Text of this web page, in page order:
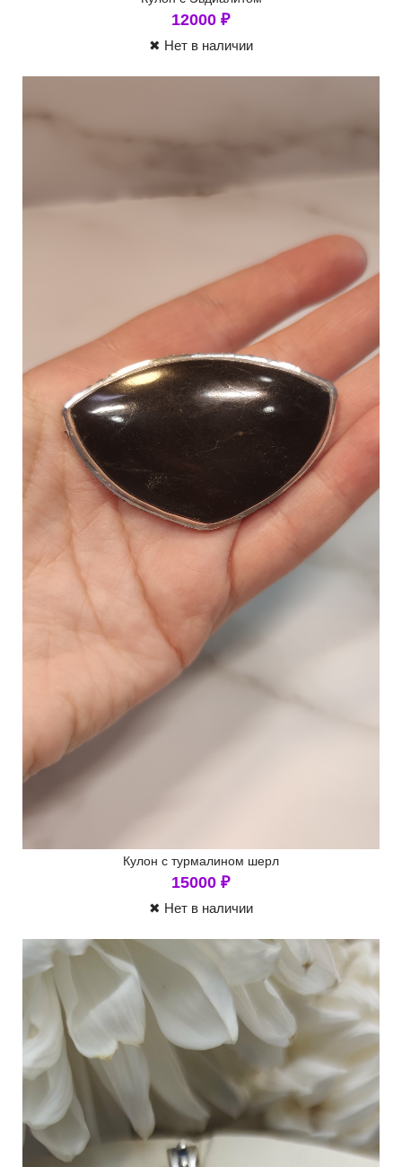
12000 ₽
✖ Нет в наличии
Кулон с турмалином шерл
15000 ₽
✖ Нет в наличии